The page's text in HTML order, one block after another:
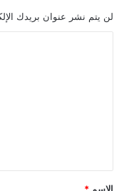
لن يتم نشر عنوان بريدك
ق